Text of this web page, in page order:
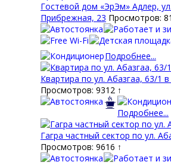
Гостевой дом «ЭрЭм» Адлер, ул.
Прибрежная, 23 Просмотров:
Подробнее...
Квартира по ул. Абазгаа, 63/1 в
Просмотров: 9312 ↑
Подробнее...
Гагра частный сектор по ул.
Просмотров: 9616 ↑